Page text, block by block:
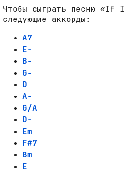
Чтобы сыграть песню «If I
следующие аккорды:
A7
E-
B-
G-
D
A-
G/A
D-
Em
F#7
Bm
E